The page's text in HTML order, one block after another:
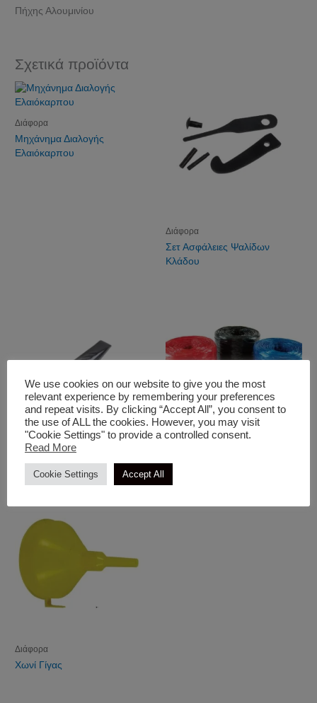
Πήχης Αλουμινίου
Σχετικά προϊόντα
Διάφορα
Μηχάνημα Διαλογής
Ελαιόκαρπου
Διάφορα
Σετ Ασφάλειες Ψαλίδων
Κλάδου
Διάφορα
Σφήνα Στριφτή Φύλλο Πολυαιθυλενίου
Διάφορα
Χωνί Γίγας
We use cookies on our website to give you the most
relevant experience by remembering your preferences
and repeat visits. By clicking “Accept All”, you consent to
the use of ALL the cookies. However, you may visit
"Cookie Settings" to provide a controlled consent.
Read More
Cookie Settings Accept All